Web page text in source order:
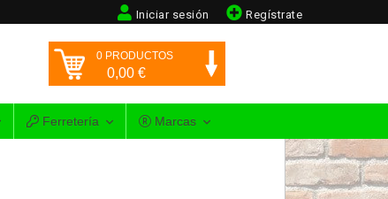
Regístrate
Iniciar sesión
0 PRODUCTOS
0,00 €
Ferretería Marcas